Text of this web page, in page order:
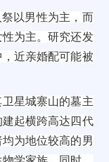
以男性为主，而
为主。研究还发
近亲婚配可能被
星城寨山的墓主
起横跨高达四代
为地位较高的男